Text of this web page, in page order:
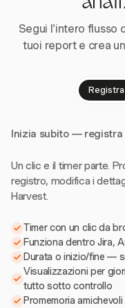
Segui l'intero flusso
tuoi report e crea
Registra
Inizia subito — registra
Un clic e il timer parte.
registro, modifica i
Harvest.
Timer con un clic da
Funziona dentro Jira,
Durata o inizio/fine —
Visualizzazioni per
tutto sotto controllo
Promemoria